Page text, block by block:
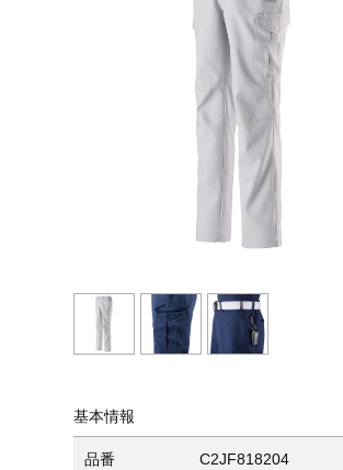
基本情報
品番 C2JF818204